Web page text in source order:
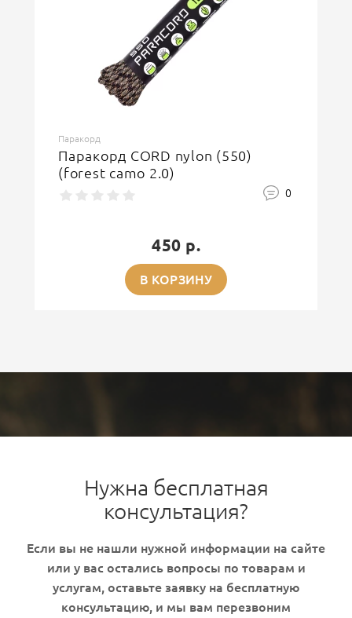
Паракорд
Паракорд CORD nylon (550)
(forest camo 2.0)
0
450 р.
В КОРЗИНУ
Нужна бесплатная
консультация?